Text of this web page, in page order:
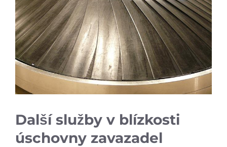
Další služby v blízkosti
úschovny zavazadel